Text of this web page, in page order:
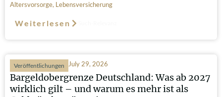
Altersvorsorge, Lebensversicherung
Weiterlesen
Veröffentlichungen July 29, 2026
Bargeldobergrenze Deutschland: Was ab 2027
wirklich gilt – und warum es mehr ist als